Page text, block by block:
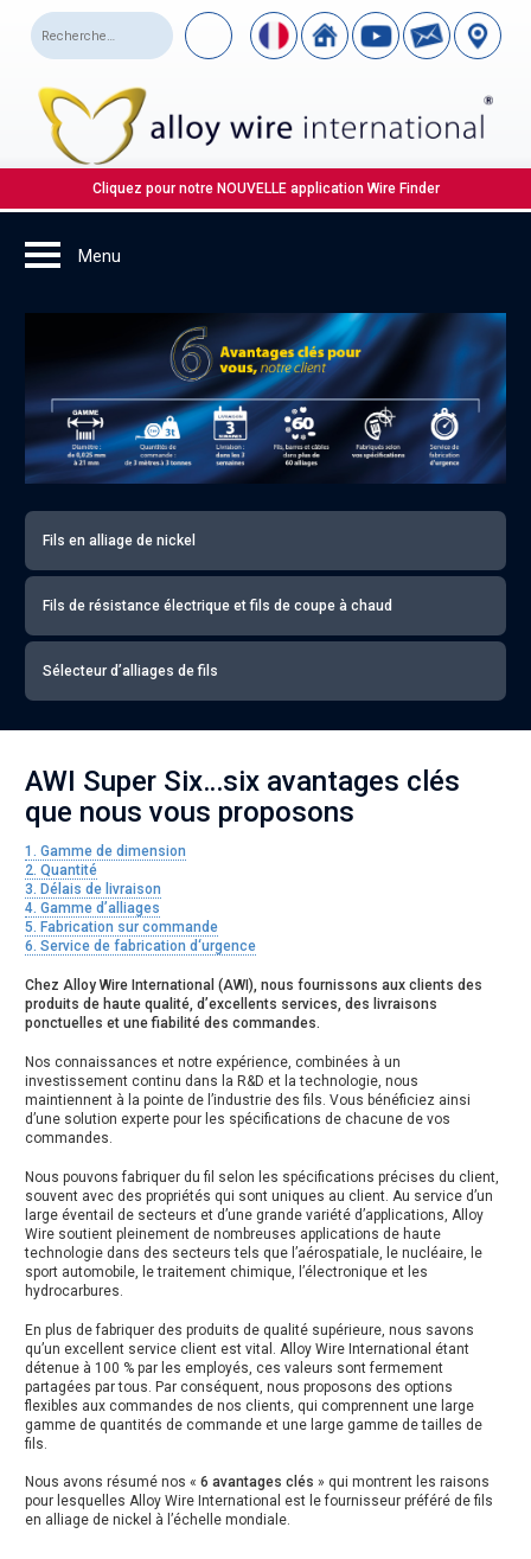
Cliquez pour notre NOUVELLE application Wire Finder
Fils en alliage de nickel
Fils de résistance électrique et fils de coupe à chaud
Sélecteur d’alliages de fils
AWI Super Six…six avantages clés
que nous vous proposons
1. Gamme de dimension
2. Quantité
3. Délais de livraison
4. Gamme d’alliages
5. Fabrication sur commande
6. Service de fabrication d‘urgence
Chez Alloy Wire International (AWI), nous fournissons aux clients des
produits de haute qualité, d’excellents services, des livraisons
ponctuelles et une fiabilité des commandes.
Nos connaissances et notre expérience, combinées à un
investissement continu dans la R&D et la technologie, nous
maintiennent à la pointe de l’industrie des fils. Vous bénéficiez ainsi
d’une solution experte pour les spécifications de chacune de vos
commandes.
Nous pouvons fabriquer du fil selon les spécifications précises du client,
souvent avec des propriétés qui sont uniques au client. Au service d’un
large éventail de secteurs et d’une grande variété d’applications, Alloy
Wire soutient pleinement de nombreuses applications de haute
technologie dans des secteurs tels que l’aérospatiale, le nucléaire, le
sport automobile, le traitement chimique, l’électronique et les
hydrocarbures.
En plus de fabriquer des produits de qualité supérieure, nous savons
qu’un excellent service client est vital. Alloy Wire International étant
détenue à 100 % par les employés, ces valeurs sont fermement
partagées par tous. Par conséquent, nous proposons des options
flexibles aux commandes de nos clients, qui comprennent une large
gamme de quantités de commande et une large gamme de tailles de
fils.
Nous avons résumé nos « 6 avantages clés » qui montrent les raisons
pour lesquelles Alloy Wire International est le fournisseur préféré de fils
en alliage de nickel à l’échelle mondiale.